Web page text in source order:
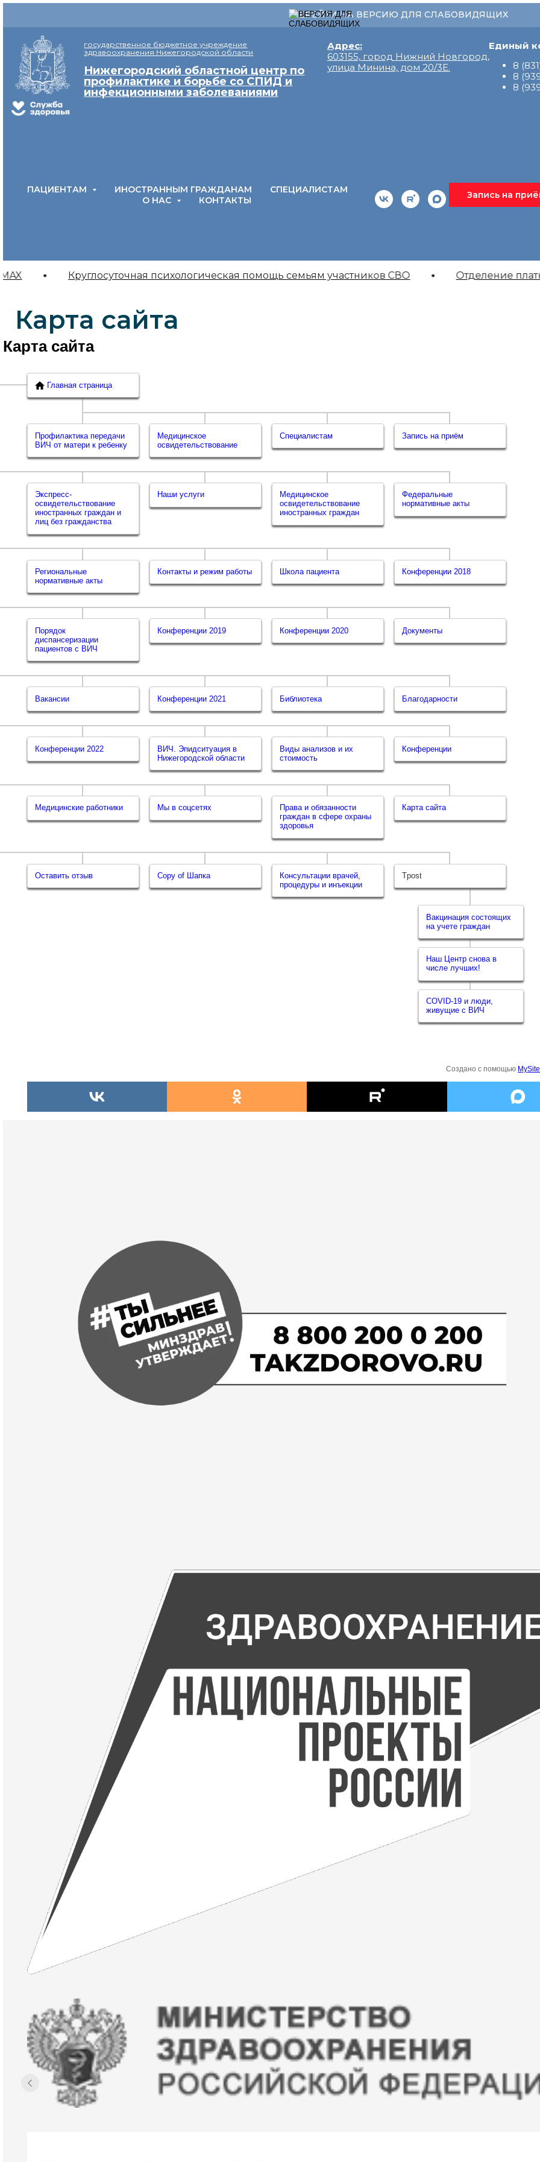
ПЕРЕЙТИ НА ВЕРСИЮ ДЛЯ СЛАБОВИДЯЩИХ
государственное бюджетное учреждение
здравоохранения Нижегородской области
Нижегородский областной центр по
профилактике и борьбе со СПИД и
инфекционными заболеваниями
Единый
8
8
8
Адрес:
603155, город Нижний Новгород,
улица Минина, дом 20/3Е.
ПАЦИЕНТАМ ИНОСТРАННЫМ ГРАЖДАНАМ
СПЕЦИАЛИСТАМ
О НАС
КОНТАКТЫ
Запись на
Круглосуточная психологическая помощь семьям участников СВО Отделение
Карта сайта
Карта сайта
Главная страница
Профилактика передачи
ВИЧ от матери к ребенку
Медицинское
освидетельствование
Специалистам Запись на приём
Экспресс-
освидетельствование
иностранных граждан и
лиц без гражданства
Наши услуги
Медицинское
освидетельствование
иностранных граждан
Федеральные
нормативные акты
Региональные
нормативные акты
Контакты и режим работы Школа пациента Конференции 2018
Порядок
диспансеризации
пациентов с ВИЧ
Конференции 2019 Конференции 2020 Документы
Вакансии Конференции 2021 Библиотека Благодарности
Конференции 2022
ВИЧ. Эпидситуация в
Нижегородской области
Виды анализов и их
стоимость
Конференции
Медицинские работники Мы в соцсетях
Права и обязанности
граждан в сфере охраны
здоровья
Карта сайта
Оставить отзыв Copy of Шапка
Консультации врачей,
процедуры и инъекции
Tpost
Вакцинация состоящих
на учете граждан
Наш Центр снова в
числе лучших!
COVID-19 и люди,
живущие с ВИЧ
Создано c помощью